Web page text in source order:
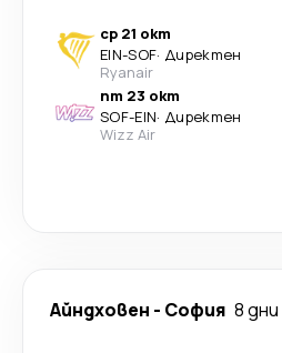
ср 21 окт
EIN-SOF· Директен
Ryanair
пт 23 окт
SOF-EIN· Директен
Wizz Air
Айндховен - София 8 дни